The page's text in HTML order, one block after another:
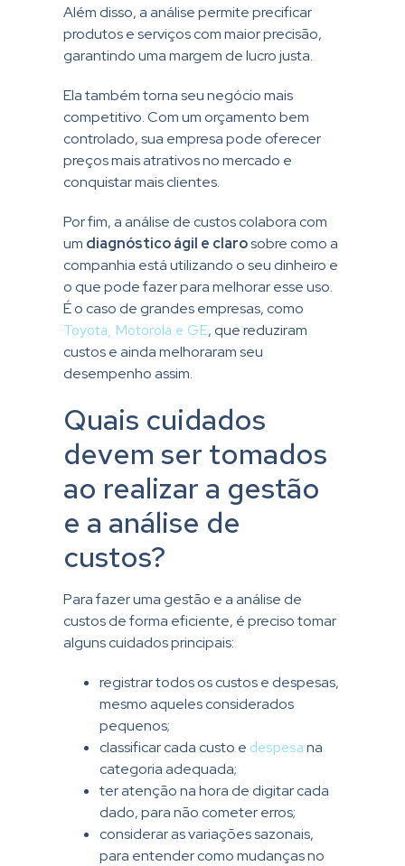
Além disso, a análise permite precificar
produtos e serviços com maior precisão,
garantindo uma margem de lucro justa.
Ela também torna seu negócio mais
competitivo. Com um orçamento bem
controlado, sua empresa pode oferecer
preços mais atrativos no mercado e
conquistar mais clientes.
Por fim, a análise de custos colabora com
um diagnóstico ágil e clarosobre como a
companhia está utilizando o seu dinheiro e
o que pode fazer para melhorar esse uso.
É o caso de grandes empresas, como
Toyota, Motorola e GE, que reduziram
custos e ainda melhoraram seu
desempenho assim.
Quais cuidados
devem ser tomados
ao realizar a gestão
e a análise de
custos?
Para fazer uma gestão e a análise de
custos de forma eficiente, é preciso tomar
alguns cuidados principais:
registrar todos os custos e despesas,
mesmo aqueles considerados
pequenos;
classificar cada custo e despesana
categoria adequada;
ter atenção na hora de digitar cada
dado, para não cometer erros;
considerar as variações sazonais,
para entender como mudanças no